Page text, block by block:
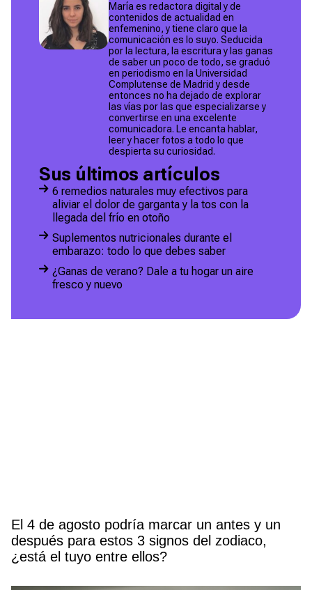
María es redactora digital y de
contenidos de actualidad en
enfemenino, y tiene claro que la
comunicación es lo suyo. Seducida
por la lectura, la escritura y las ganas
de saber un poco de todo, se graduó
en periodismo en la Universidad
Complutense de Madrid y desde
entonces no ha dejado de explorar
las vías por las que especializarse y
convertirse en una excelente
comunicadora. Le encanta hablar,
leer y hacer fotos a todo lo que
despierta su curiosidad.
Sus últimos artículos
6 remedios naturales muy efectivos para
aliviar el dolor de garganta y la tos con la
llegada del frío en otoño
Suplementos nutricionales durante el
embarazo: todo lo que debes saber
¿Ganas de verano? Dale a tu hogar un aire
fresco y nuevo
El 4 de agosto podría marcar un antes y un
después para estos 3 signos del zodiaco,
¿está el tuyo entre ellos?